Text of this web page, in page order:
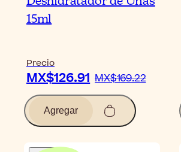
15ml
Precio
MX$126.91 MX$169.22
Agregar